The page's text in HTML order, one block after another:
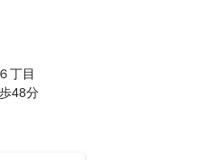
丁目
48分